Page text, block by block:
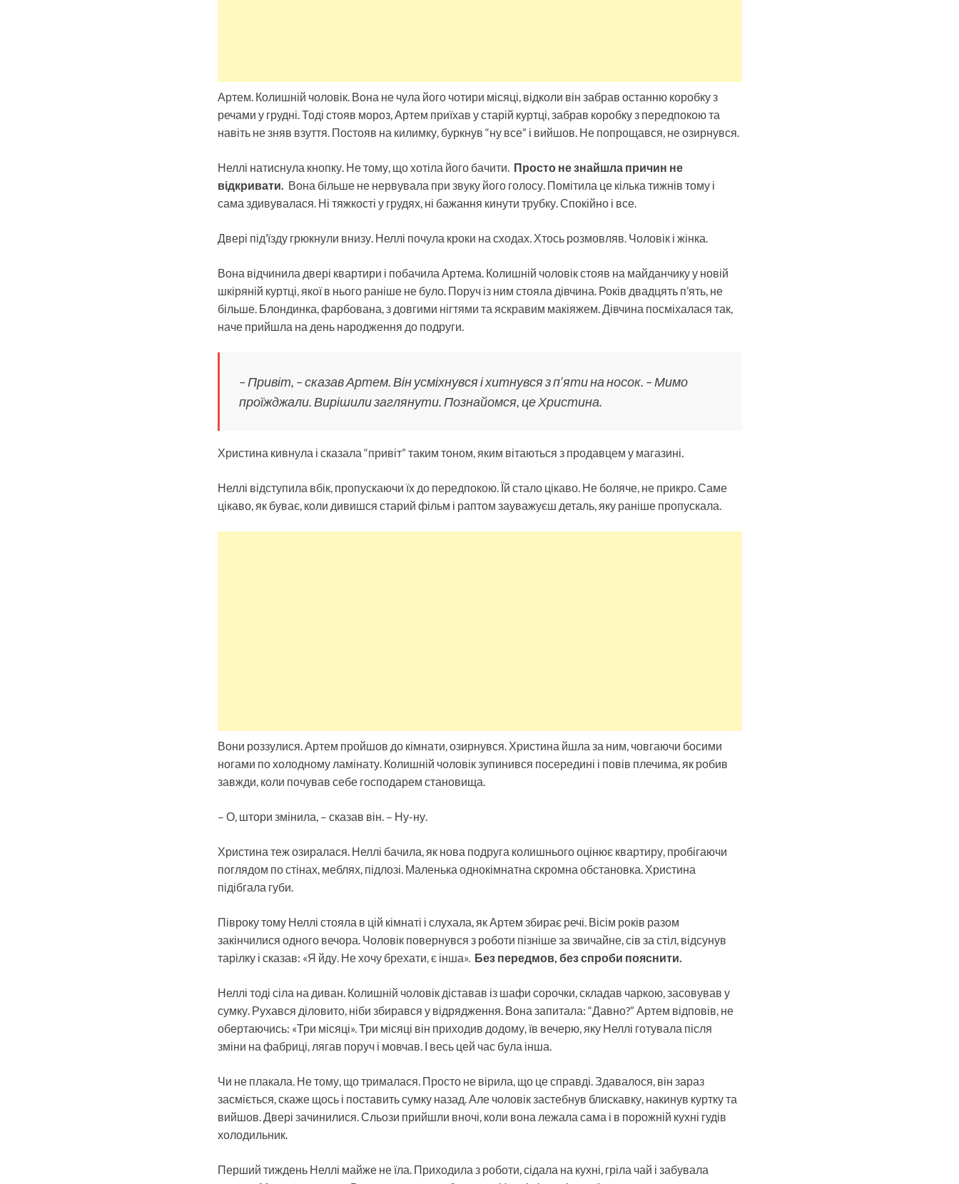
Артем. Колишній чоловік. Вона не чула його чотири місяці, відколи він забрав останню коробку з
речами у грудні. Тоді стояв мороз, Артем приїхав у старій куртці, забрав коробку з передпокою та
навіть не зняв взуття. Постояв на килимку, буркнув “ну все” і вийшов. Не попрощався, не озирнувся.
Неллі натиснула кнопку. Не тому, що хотіла його бачити. Просто не знайшла причин не
відкривати. Вона більше не нервувала при звуку його голосу. Помітила це кілька тижнів тому і
сама здивувалася. Ні тяжкості у грудях, ні бажання кинути трубку. Спокійно і все.
Двері під’їзду грюкнули внизу. Неллі почула кроки на сходах. Хтось розмовляв. Чоловік і жінка.
Вона відчинила двері квартири і побачила Артема. Колишній чоловік стояв на майданчику у новій
шкіряній куртці, якої в нього раніше не було. Поруч із ним стояла дівчина. Років двадцять п’ять, не
більше. Блондинка, фарбована, з довгими нігтями та яскравим макіяжем. Дівчина посміхалася так,
наче прийшла на день народження до подруги.
– Привіт, – сказав Артем. Він усміхнувся і хитнувся з п’яти на носок. – Мимо
проїжджали. Вирішили заглянути. Познайомся, це Христина.
Христина кивнула і сказала “привіт” таким тоном, яким вітаються з продавцем у магазині.
Неллі відступила вбік, пропускаючи їх до передпокою. Їй стало цікаво. Не боляче, не прикро. Саме
цікаво, як буває, коли дивишся старий фільм і раптом зауважуєш деталь, яку раніше пропускала.
Вони роззулися. Артем пройшов до кімнати, озирнувся. Христина йшла за ним, човгаючи босими
ногами по холодному ламінату. Колишній чоловік зупинився посередині і повів плечима, як робив
завжди, коли почував себе господарем становища.
– О, штори змінила, – сказав він. – Ну-ну.
Христина теж озиралася. Неллі бачила, як нова подруга колишнього оцінює квартиру, пробігаючи
поглядом по стінах, меблях, підлозі. Маленька однокімнатна скромна обстановка. Христина
підібгала губи.
Півроку тому Неллі стояла в цій кімнаті і слухала, як Артем збирає речі. Вісім років разом
закінчилися одного вечора. Чоловік повернувся з роботи пізніше за звичайне, сів за стіл, відсунув
тарілку і сказав: «Я йду. Не хочу брехати, є інша». Без передмов, без спроби пояснити.
Неллі тоді сіла на диван. Колишній чоловік діставав із шафи сорочки, складав чаркою, засовував у
сумку. Рухався діловито, ніби збирався у відрядження. Вона запитала: “Давно?” Артем відповів, не
обертаючись: «Три місяці». Три місяці він приходив додому, їв вечерю, яку Неллі готувала після
зміни на фабриці, лягав поруч і мовчав. І весь цей час була інша.
Чи не плакала. Не тому, що трималася. Просто не вірила, що це справді. Здавалося, він зараз
засміється, скаже щось і поставить сумку назад. Але чоловік застебнув блискавку, накинув куртку та
вийшов. Двері зачинилися. Сльози прийшли вночі, коли вона лежала сама і в порожній кухні гудів
холодильник.
Перший тиждень Неллі майже не їла. Приходила з роботи, сідала на кухні, гріла чай і забувала